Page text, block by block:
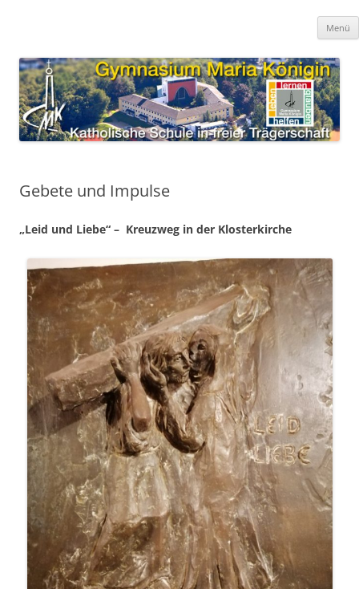
Menü
Gebete und Impulse
„Leid und Liebe“ – Kreuzweg in der Klosterkirche